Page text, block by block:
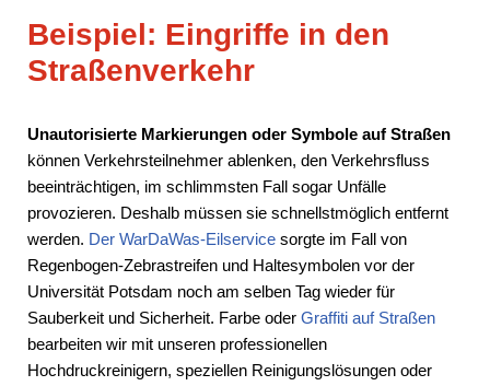
Beispiel: Eingriffe in den
Straßenverkehr
Unautorisierte Markierungen oder Symbole auf Straßen
können Verkehrsteilnehmer ablenken, den Verkehrsfluss
beeinträchtigen, im schlimmsten Fall sogar Unfälle
provozieren. Deshalb müssen sie schnellstmöglich entfernt
werden. Der WarDaWas-Eilservice sorgte im Fall von
Regenbogen-Zebrastreifen und Haltesymbolen vor der
Universität Potsdam noch am selben Tag wieder für
Sauberkeit und Sicherheit. Farbe oder Graffiti auf Straßen
bearbeiten wir mit unseren professionellen
Hochdruckreinigern, speziellen Reinigungslösungen oder